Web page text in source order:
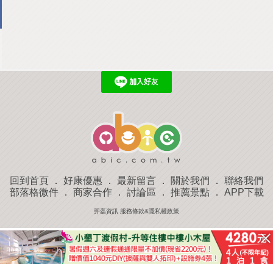
回到首頁 ． 好康優惠 ． 最新留言 ． 關於我們 ． 聯絡我們
部落格微件． 商家合作． 討論區 ． 推薦景點． APP下載
羿磊資訊 服務條款&隱私權政策